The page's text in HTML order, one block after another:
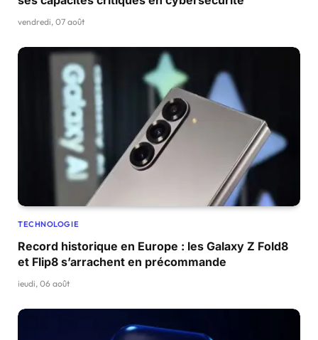
vendredi, 07 août
TECHNOLOGIE
Record historique en Europe : les Galaxy Z Fold8
et Flip8 s’arrachent en précommande
jeudi, 06 août